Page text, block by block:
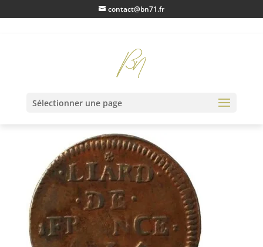
contact@bn71.fr
Sélectionner une page
IMG_1158